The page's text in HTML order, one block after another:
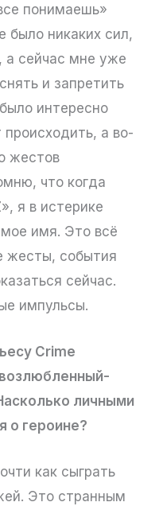
понимаешь»
было никаких сил,
а сейчас мне уже
и запретить
интересно
а во-
жестов
что когда
я в истерике
имя. Это всё
жесты, события
сейчас.
импульсы.
Crime
личными
о героине?
как сыграть
Это странным